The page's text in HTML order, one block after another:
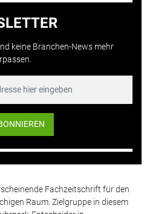
keine Branchen-News mehr
Fachzeitschrift für den
Raum. Zielgruppe in diesem